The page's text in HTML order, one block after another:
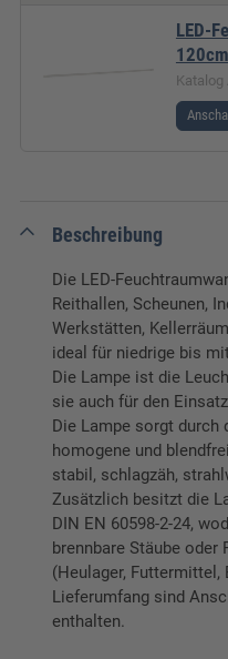
LED-
Katalog
Beschreibung
Die LED-
Reithallen, Scheunen,
Werkstätten,
ideal für niedrige bis
Die Lampe ist die
sie auch für den
Die Lampe sorgt
homogene und
stabil, schlagzäh,
Zusätzlich besitzt die
DIN EN 60598-2-24,
brennbare Stäube oder
(Heulager,
Lieferumfang sind
enthalten.